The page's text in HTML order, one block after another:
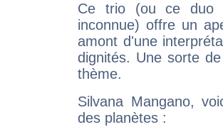
Ce trio (ou ce duo
inconnue) offre un
amont d'une
dignités. Une sorte
thème.
Silvana Mangano,
des planètes :